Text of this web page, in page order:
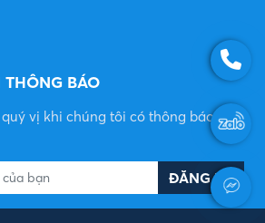
BÁO
vị khi chúng tôi có thông báo mới
ĐĂNG KÝ